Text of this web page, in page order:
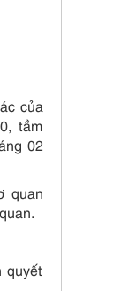
của
tầm
02
quan
quyết